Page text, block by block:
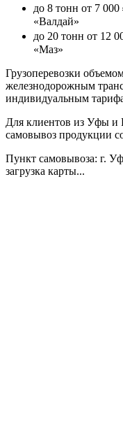
до 8 тонн от 7 000
«Валдай»
до 20 тонн от 12
«Маз»
Грузоперевозки
железнодорожным
индивидуальным
Для клиентов из Уфы и
самовывоз продукции
Пункт самовывоза: г.
загрузка карты...